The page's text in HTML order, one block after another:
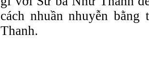
cách nhuần nhuyễn
Thanh.